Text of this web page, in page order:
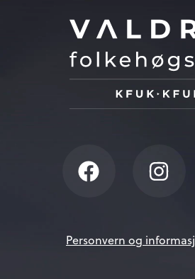
Personvern og